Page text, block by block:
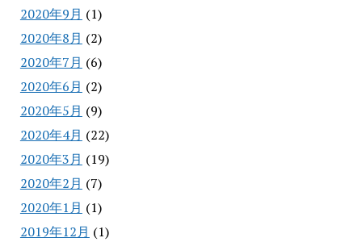
2020年9月 (1)
2020年8月 (2)
2020年7月 (6)
2020年6月 (2)
2020年5月 (9)
2020年4月 (22)
2020年3月 (19)
2020年2月 (7)
2020年1月 (1)
2019年12月 (1)